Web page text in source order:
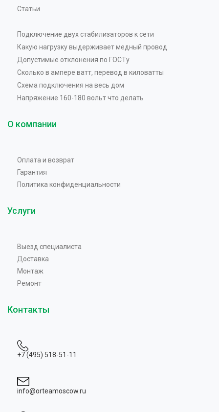
Статьи
Подключение двух стабилизаторов к сети
Какую нагрузку выдерживает медный провод
Допустимые отклонения по ГОСТу
Сколько в ампере ватт, перевод в киловатты
Схема подключения на весь дом
Напряжение 160-180 вольт что делать
О компании
Оплата и возврат
Гарантия
Политика конфиденциальности
Услуги
Выезд специалиста
Доставка
Монтаж
Ремонт
Контакты
+7 (495) 518-51-11
info@orteamoscow.ru